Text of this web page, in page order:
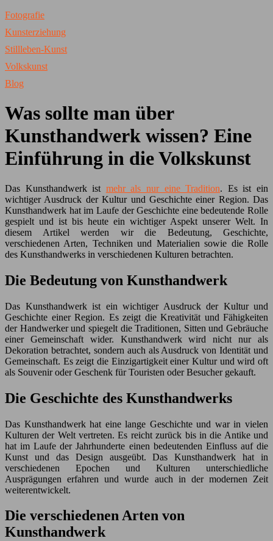
Fotografie
Kunsterziehung
Stillleben-Kunst
Volkskunst
Blog
Was sollte man über
Kunsthandwerk wissen? Eine
Einführung in die Volkskunst
Das Kunsthandwerk ist mehr als nur eine Tradition. Es ist ein
wichtiger Ausdruck der Kultur und Geschichte einer Region. Das
Kunsthandwerk hat im Laufe der Geschichte eine bedeutende Rolle
gespielt und ist bis heute ein wichtiger Aspekt unserer Welt. In
diesem Artikel werden wir die Bedeutung, Geschichte,
verschiedenen Arten, Techniken und Materialien sowie die Rolle
des Kunsthandwerks in verschiedenen Kulturen betrachten.
Die Bedeutung von Kunsthandwerk
Das Kunsthandwerk ist ein wichtiger Ausdruck der Kultur und
Geschichte einer Region. Es zeigt die Kreativität und Fähigkeiten
der Handwerker und spiegelt die Traditionen, Sitten und Gebräuche
einer Gemeinschaft wider. Kunsthandwerk wird nicht nur als
Dekoration betrachtet, sondern auch als Ausdruck von Identität und
Gemeinschaft. Es zeigt die Einzigartigkeit einer Kultur und wird oft
als Souvenir oder Geschenk für Touristen oder Besucher gekauft.
Die Geschichte des Kunsthandwerks
Das Kunsthandwerk hat eine lange Geschichte und war in vielen
Kulturen der Welt vertreten. Es reicht zurück bis in die Antike und
hat im Laufe der Jahrhunderte einen bedeutenden Einfluss auf die
Kunst und das Design ausgeübt. Das Kunsthandwerk hat in
verschiedenen Epochen und Kulturen unterschiedliche
Ausprägungen erfahren und wurde auch in der modernen Zeit
weiterentwickelt.
Die verschiedenen Arten von
Kunsthandwerk